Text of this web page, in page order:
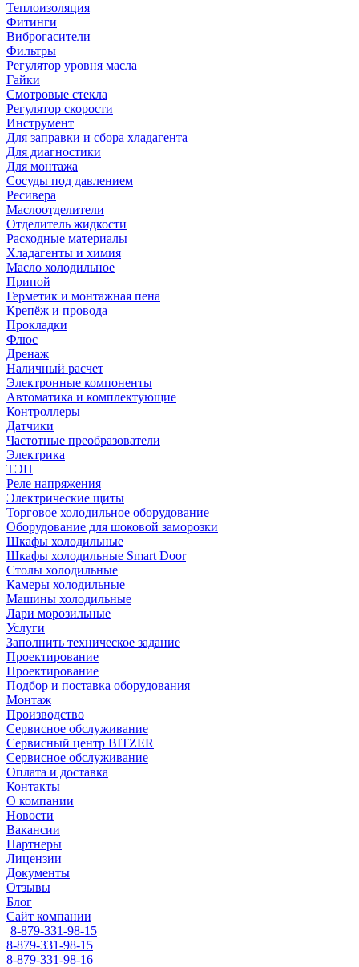
Теплоизоляция
Фитинги
Виброгасители
Фильтры
Регулятор уровня масла
Гайки
Смотровые стекла
Регулятор скорости
Инструмент
Для заправки и сбора хладагента
Для диагностики
Для монтажа
Сосуды под давлением
Ресивера
Маслоотделители
Отделитель жидкости
Расходные материалы
Хладагенты и химия
Масло холодильное
Припой
Герметик и монтажная пена
Крепёж и провода
Прокладки
Флюс
Дренаж
Наличный расчет
Электронные компоненты
Автоматика и комплектующие
Контроллеры
Датчики
Частотные преобразователи
Электрика
ТЭН
Реле напряжения
Электрические щиты
Торговое холодильное оборудование
Оборудование для шоковой заморозки
Шкафы холодильные
Шкафы холодильные Smart Door
Столы холодильные
Камеры холодильные
Машины холодильные
Лари морозильные
Услуги
Заполнить техническое задание
Проектирование
Проектирование
Подбор и поставка оборудования
Монтаж
Производство
Сервисное обслуживание
Сервисный центр BITZER
Сервисное обслуживание
Оплата и доставка
Контакты
О компании
Новости
Вакансии
Партнеры
Лицензии
Документы
Отзывы
Блог
Сайт компании
8-879-331-98-15
8-879-331-98-15
8-879-331-98-16